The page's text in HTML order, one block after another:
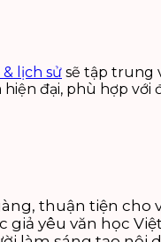
lịch sử sẽ tập trung
đại, phù hợp
thuận tiện cho
giả yêu văn học